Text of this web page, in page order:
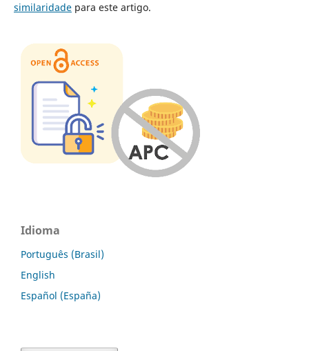
similaridadepara este artigo.
Idioma
Português (Brasil)
English
Español (España)